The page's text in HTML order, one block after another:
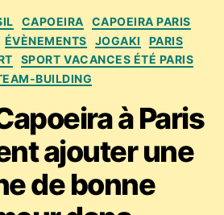
et
Cours
de
danse
Catégories
CAPOEIRA
CAPOEIRA PARIS
ÉVÈNEMENTS JOGAKI
PARIS
SPORT VACANCES ÉTÉ PARIS
BUILDING
à Paris
ajouter une
de bonne